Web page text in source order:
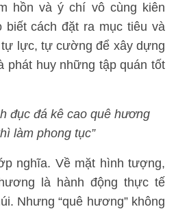
hồn và ý chí vô cùng kiên
cách đặt ra mục tiêu và
tự lực, tự cường để xây dựng
phát huy những tập quán tốt
đục đá kê cao quê hương
làm phong tục”
nghĩa. Về mặt hình tượng,
là hành động thực tế
Nhưng “quê hương” không